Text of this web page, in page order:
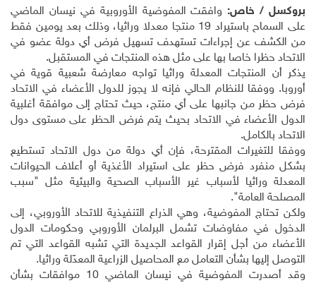
بروكسل / خاص: وافقت المفوضية الأوروبية في نيسان الماضي
على السماح باستيراد 19 منتجا معدلا وراثيا، وذلك بعد يومين فقط
من الكشف عن إجراءات تستهدف تسهيل فرض أي دولة عضو في
الاتحاد حظرا خاصا بها على مثل هذه المنتجات في المستقبل.
يذكر أن المنتجات المعدلة وراثيا تواجه معارضة شعبية قوية في
أوروبا. ووفقا للنظام الحالي فإنه لا يجوز للدول الأعضاء في الاتحاد
فرض حظر من جانبها على أي منتج، حيث تحتاج إلى موافقة أغلبية
الدول الأعضاء في الاتحاد بحيث يتم فرض الحظر على مستوى دول
الاتحاد بالكامل.
ووفقا للتغيرات المقترحة، فإن أي دولة من دول الاتحاد تستطيع
بشكل منفرد فرض حظر على استيراد الأغذية أو أعلاف الحيوانات
المعدلة وراثيا لأسباب غير الأسباب الصحية والبيئية مثل "سبب
المصلحة العامة".
ولكن تحتاج المفوضية، وهي الذراع التنفيذية للاتحاد الأوروبي، إلى
الدخول في مفاوضات تشمل البرلمان الأوروبي وحكومات الدول
الأعضاء من أجل إقرار القواعد الجديدة التي تشبه القواعد التي تم
التوصل إليها بشأن التعامل مع المحاصيل الزراعية المعدّلة وراثيا.
وقد أصدرت المفوضية في نيسان الماضي 10 موافقات بشأن